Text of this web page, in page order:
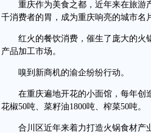
重庆作为美食之都，近年来在旅游
千消费者的胃，成为重庆响亮的城市名
红火的餐饮消费，催生了庞大的火
产品加工市场。
嗅到新商机的渝企纷纷行动。
在重庆遍地开花的小面馆，每年创造
花椒50吨、菜籽油1800吨、榨菜50吨。
合川区近年来着力打造火锅食材产业